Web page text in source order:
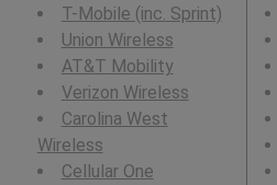
T-Mobile (inc. Sprint)
Union Wireless
AT&T Mobility
Verizon Wireless
Carolina West
Wireless
Cellular One